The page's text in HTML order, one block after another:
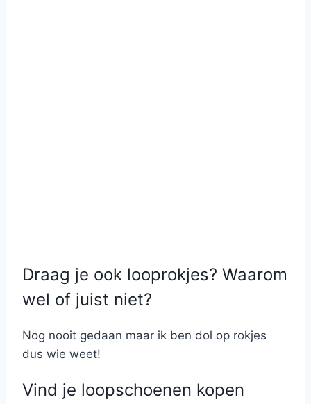
Draag je ook looprokjes? Waarom
wel of juist niet?
Nog nooit gedaan maar ik ben dol op rokjes
dus wie weet!
Vind je loopschoenen kopen